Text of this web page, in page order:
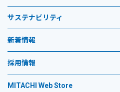
サステナビリティ
新着情報
採用情報
MITACHI Web Store